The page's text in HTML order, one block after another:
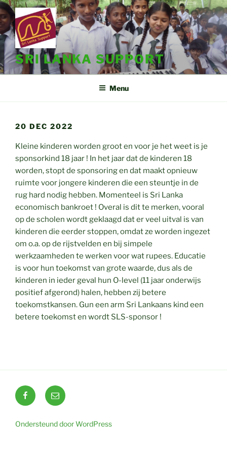
Ga
naar
de
inhoud
SRI LANKA SUPPORT
Menu
20 DEC 2022
Kleine kinderen worden groot en voor je het weet is je
sponsorkind 18 jaar ! In het jaar dat de kinderen 18
worden, stopt de sponsoring en dat maakt opnieuw
ruimte voor jongere kinderen die een steuntje in de
rug hard nodig hebben. Momenteel is Sri Lanka
economisch bankroet ! Overal is dit te merken, vooral
op de scholen wordt geklaagd dat er veel uitval is van
kinderen die eerder stoppen, omdat ze worden ingezet
om o.a. op de rijstvelden en bij simpele
werkzaamheden te werken voor wat rupees. Educatie
is voor hun toekomst van grote waarde, dus als de
kinderen in ieder geval hun O-level (11 jaar onderwijs
positief afgerond) halen, hebben zij betere
toekomstkansen. Gun een arm Sri Lankaans kind een
betere toekomst en wordt SLS-sponsor !
Facebook
E-
mail
Ondersteund door WordPress